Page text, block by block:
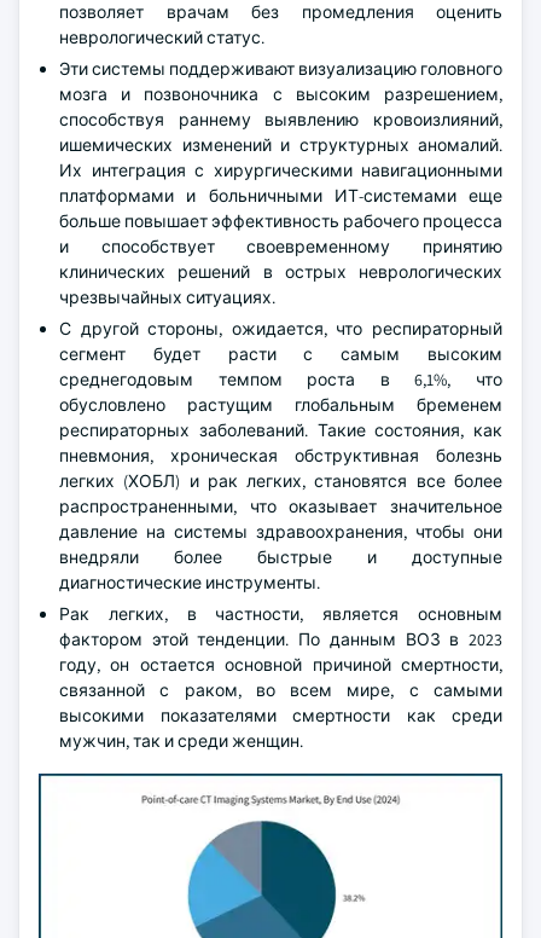
позволяет врачам без промедления оценить
неврологический статус.
Эти системы поддерживают визуализацию головного
мозга и позвоночника с высоким разрешением,
способствуя раннему выявлению кровоизлияний,
ишемических изменений и структурных аномалий.
Их интеграция с хирургическими навигационными
платформами и больничными ИТ-системами еще
больше повышает эффективность рабочего процесса
и способствует своевременному принятию
клинических решений в острых неврологических
чрезвычайных ситуациях.
С другой стороны, ожидается, что респираторный
сегмент будет расти с самым высоким
среднегодовым темпом роста в 6,1%, что
обусловлено растущим глобальным бременем
респираторных заболеваний. Такие состояния, как
пневмония, хроническая обструктивная болезнь
легких (ХОБЛ) и рак легких, становятся все более
распространенными, что оказывает значительное
давление на системы здравоохранения, чтобы они
внедряли более быстрые и доступные
диагностические инструменты.
Рак легких, в частности, является основным
фактором этой тенденции. По данным ВОЗ в 2023
году, он остается основной причиной смертности,
связанной с раком, во всем мире, с самыми
высокими показателями смертности как среди
мужчин, так и среди женщин.